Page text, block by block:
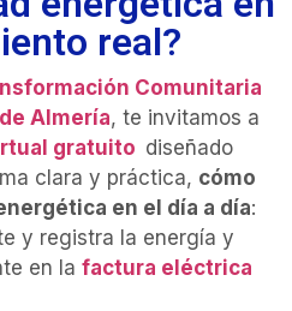
real?
Comunitaria
Almería, te invitamos a
gratuito diseñado
clara y práctica, cómo
en el día a día:
y registra la energía y
en la factura eléctrica